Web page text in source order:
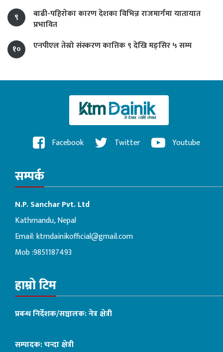
९
बाढी-पहिराेका कारण देशका विभिन्न राजमार्गमा यातायात
प्रभावित
१०
एनपीएल तेस्रो संस्करण कात्तिक ९ देखि मङ्सिर ५ सम्म
Facebook Twitter Youtube
सम्पर्क
N.P. Sanchar Pvt. Ltd
Kathmandu, Nepal
Email:ktmdainikofficial@gmail.com
Mob :9851187493
हाम्रो टिम
प्रबन्ध निर्देशक/सञ्चालक: नेत्र क्षेत्री
सम्पादक: चन्दा क्षेत्री